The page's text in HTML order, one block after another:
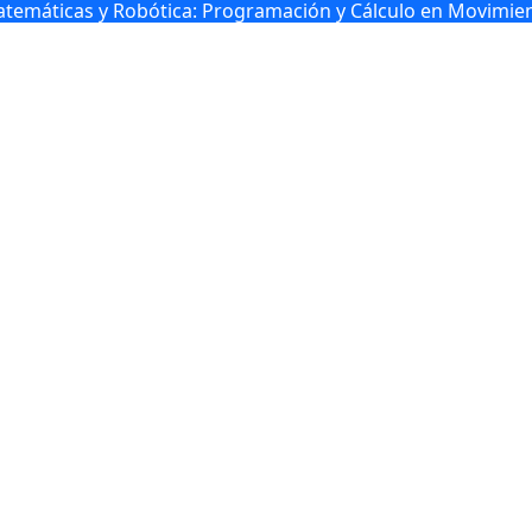
y Robótica: Programación y Cálculo en